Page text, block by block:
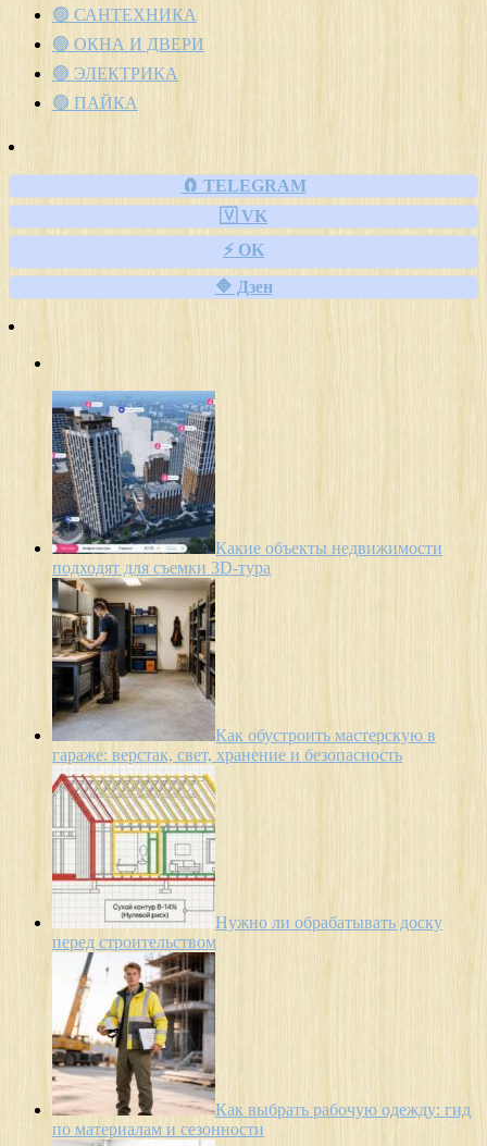
🟢 САНТЕХНИКА
🟢 ОКНА И ДВЕРИ
🟢 ЭЛЕКТРИКА
🟢 ПАЙКА
🧲 TELEGRAM
🇻 VK
⚡ OK
🔷 Дзен
Какие объекты недвижимости
подходят для съемки 3D-тура
Как обустроить мастерскую в
гараже: верстак, свет, хранение и безопасность
Нужно ли обрабатывать доску
перед строительством
Как выбрать рабочую одежду: гид
по материалам и сезонности